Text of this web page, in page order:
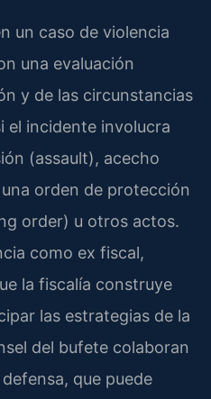
un caso de violencia
una evaluación
y de las circunstancias
el incidente involucra
(assault), acecho
orden de protección
order) u otros actos.
como ex fiscal,
la fiscalía construye
las estrategias de la
del bufete colaboran
que puede